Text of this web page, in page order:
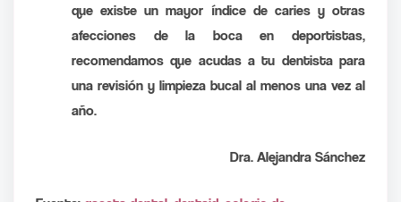
que existe un mayor índice de caries y otras
afecciones de la boca en deportistas,
recomendamos que acudas a tu dentista para
una revisión y limpieza bucal al menos una vez al
año.
Dra. Alejandra Sánchez